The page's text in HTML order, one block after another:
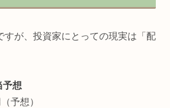
すが、投資家にとっての現実は「配
予想
予想）